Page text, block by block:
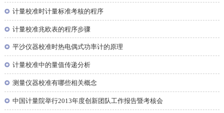
◎ 计量校准时计量标准考核的程序
◎ 计量校准兆欧表的程序步骤
◎ 平沙仪器校准时热电偶式功率计的原理
◎ 计量校准中的量值传递分析
◎ 测量仪器校准有哪些相关概念
◎ 中国计量院举行2013年度创新团队工作报告暨考核会